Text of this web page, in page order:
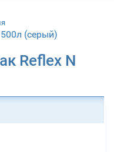
(серый)
Reflex N